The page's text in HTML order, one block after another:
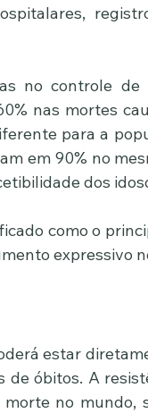
no controle de
nas mortes
para a
em 90% no
dos
como o
expressivo
estar
de óbitos. A
no mundo,